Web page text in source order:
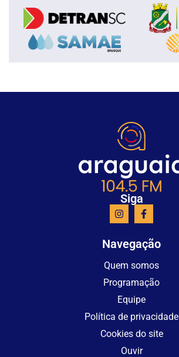
Siga
Navegação
Quem somos
Programação
Equipe
Política de privacidade
Cookies do site
Ouvir